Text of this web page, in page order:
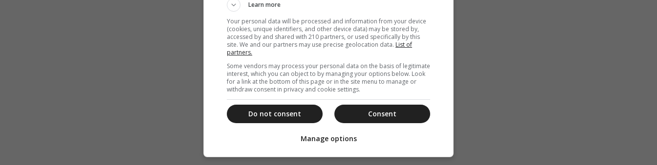
Learn more
Your personal data will be processed and information from your device
(cookies, unique identifiers, and other device data) may be stored by,
accessed by and shared with 210 partners, or used specifically by this
site. We and our partners may use precise geolocation data. List of
partners.
Some vendors may process your personal data on the basis of legitimate
interest, which you can object to by managing your options below. Look
for a link at the bottom of this page or in the site menu to manage or
withdraw consent in privacy and cookie settings.
Consent
Do not consent
Manage options